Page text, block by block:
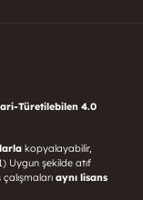
Türetilebilen 4.0
kopyalayabilir,
Uygun şekilde atıf
aynı lisans